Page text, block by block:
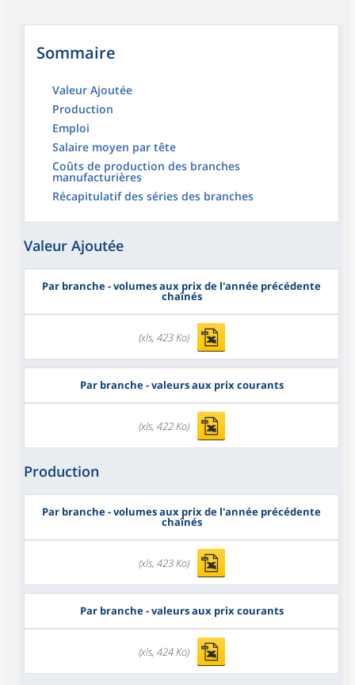
Sommaire
Valeur Ajoutée
Production
Emploi
Salaire moyen par tête
Coûts de production des branches
manufacturières
Récapitulatif des séries des branches
Valeur Ajoutée
Par branche - volumes aux prix de l'année précédente
chaînés
(xls, 423 Ko)
Par branche - valeurs aux prix courants
(xls, 422 Ko)
Production
Par branche - volumes aux prix de l'année précédente
chaînés
(xls, 423 Ko)
Par branche - valeurs aux prix courants
(xls, 424 Ko)